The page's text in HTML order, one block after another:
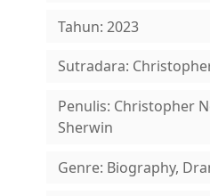
Tahun: 2023
Sutradara:
Penulis: Christopher
Sherwin
Genre: Biography,